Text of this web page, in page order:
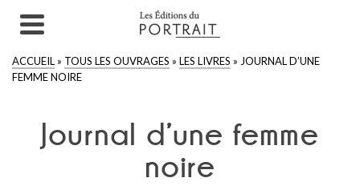
ACCUEIL » TOUS LES OUVRAGES » LES LIVRES » JOURNAL D’UNE
FEMME NOIRE
Journal d’une femme
noire